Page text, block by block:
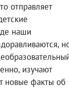
отправляет
наши
изучают
новые факты об